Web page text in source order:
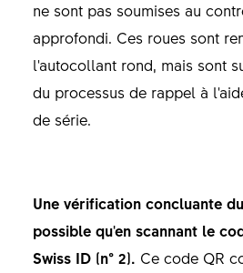
ne sont pas soumises au
approfondi. Ces roues sont
l'autocollant rond, mais sont
du processus de rappel à
de série.
Une vérification concluante
possible qu'en scannant le
Swiss ID (n° 2). Ce code QR